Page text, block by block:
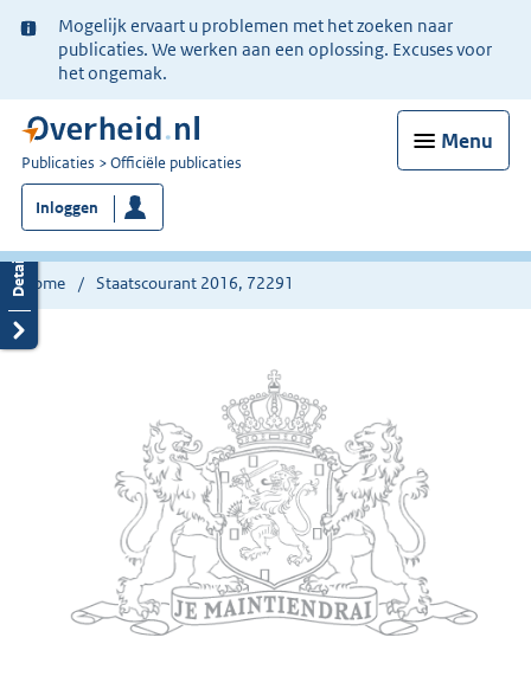
Ter
informatie:
Mogelijk ervaart u problemen met het zoeken naar
publicaties. We werken aan een oplossing. Excuses voor
het ongemak.
Menu
U
bent
nu
hier:
Publicaties Officiële publicaties
Inloggen
Home Staatscourant 2016, 72291